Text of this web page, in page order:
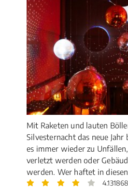
Mit Raketen und lauten
Silvesternacht das neue
es immer wieder zu
verletzt werden oder
werden. Wer haftet in